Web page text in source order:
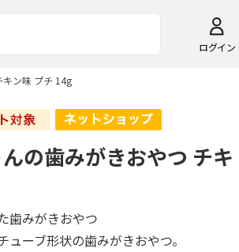
ログイン
キン味 プチ 14g
の歯みがきおやつ チキ
歯みがきおやつ
ーブ形状の歯みがきおやつ。